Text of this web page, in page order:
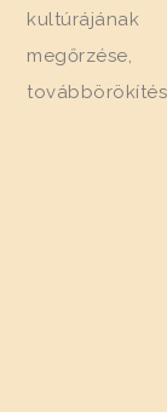
kultúrájának
megőrzése,